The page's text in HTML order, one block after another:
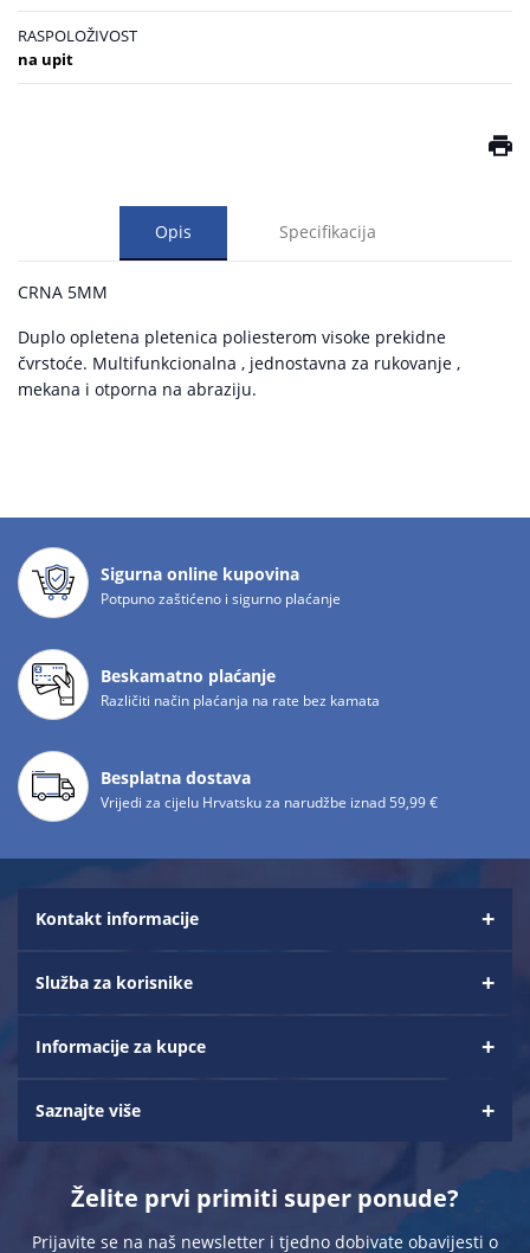
RASPOLOŽIVOST
na upit
Opis Specifikacija
CRNA 5MM
Duplo opletena pletenica poliesterom visoke prekidne
čvrstoće. Multifunkcionalna , jednostavna za rukovanje ,
mekana i otporna na abraziju.
Sigurna online kupovina
Potpuno zaštićeno i sigurno plaćanje
Beskamatno plaćanje
Različiti način plaćanja na rate bez kamata
Besplatna dostava
Vrijedi za cijelu Hrvatsku za narudžbe iznad 59,99 €
Kontakt informacije
Služba za korisnike
Informacije za kupce
Saznajte više
Želite prvi primiti super ponude?
Prijavite se na naš newsletter i tjedno dobivate obavijesti o